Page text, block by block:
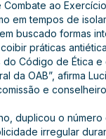
Combate ao
em tempos de
buscado formas
práticas
do Código de Ética
da OAB”, afirma
e
duplicou o
irregular